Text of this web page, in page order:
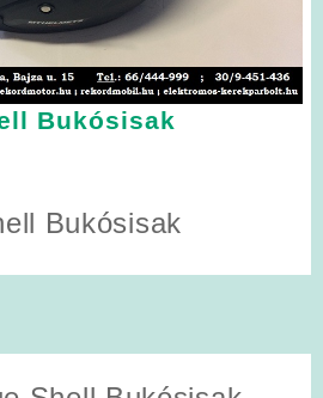
Bukósisak
Bukósisak